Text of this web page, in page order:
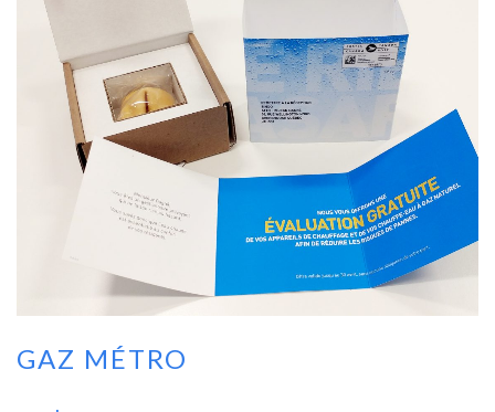
GAZ MÉTRO